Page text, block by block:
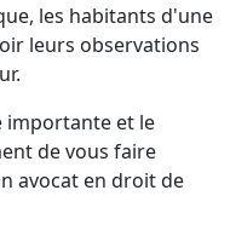
les habitants d'une
leurs observations
importante et le
de vous faire
avocat en droit de